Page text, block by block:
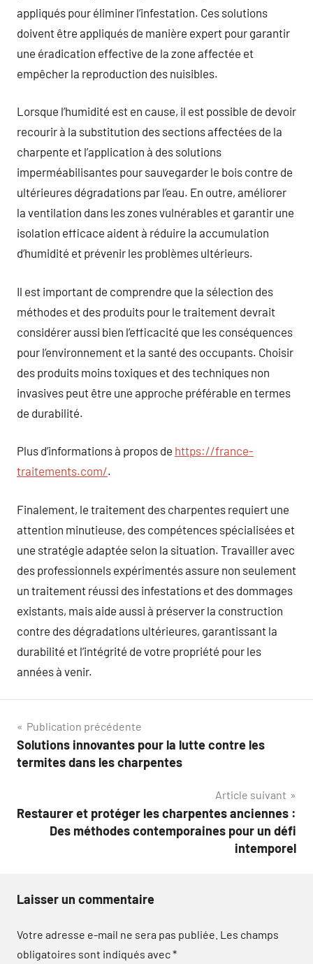
appliqués pour éliminer l’infestation. Ces solutions
doivent être appliqués de manière expert pour garantir
une éradication effective de la zone affectée et
empêcher la reproduction des nuisibles.
Lorsque l’humidité est en cause, il est possible de devoir
recourir à la substitution des sections affectées de la
charpente et l’application à des solutions
imperméabilisantes pour sauvegarder le bois contre de
ultérieures dégradations par l’eau. En outre, améliorer
la ventilation dans les zones vulnérables et garantir une
isolation efficace aident à réduire la accumulation
d’humidité et prévenir les problèmes ultérieurs.
Il est important de comprendre que la sélection des
méthodes et des produits pour le traitement devrait
considérer aussi bien l’efficacité que les conséquences
pour l’environnement et la santé des occupants. Choisir
des produits moins toxiques et des techniques non
invasives peut être une approche préférable en termes
de durabilité.
Plus d’informations à propos de https://france-
traitements.com/.
Finalement, le traitement des charpentes requiert une
attention minutieuse, des compétences spécialisées et
une stratégie adaptée selon la situation. Travailler avec
des professionnels expérimentés assure non seulement
un traitement réussi des infestations et des dommages
existants, mais aide aussi à préserver la construction
contre des dégradations ultérieures, garantissant la
durabilité et l’intégrité de votre propriété pour les
années à venir.
Navigation
de
Publication précédente
Solutions innovantes pour la lutte contre les
termites dans les charpentes
Article suivant
Restaurer et protéger les charpentes anciennes :
Des méthodes contemporaines pour un défi
intemporel
Laisser un commentaire
Votre adresse e-mail ne sera pas publiée. Les champs
obligatoires sont indiqués avec*